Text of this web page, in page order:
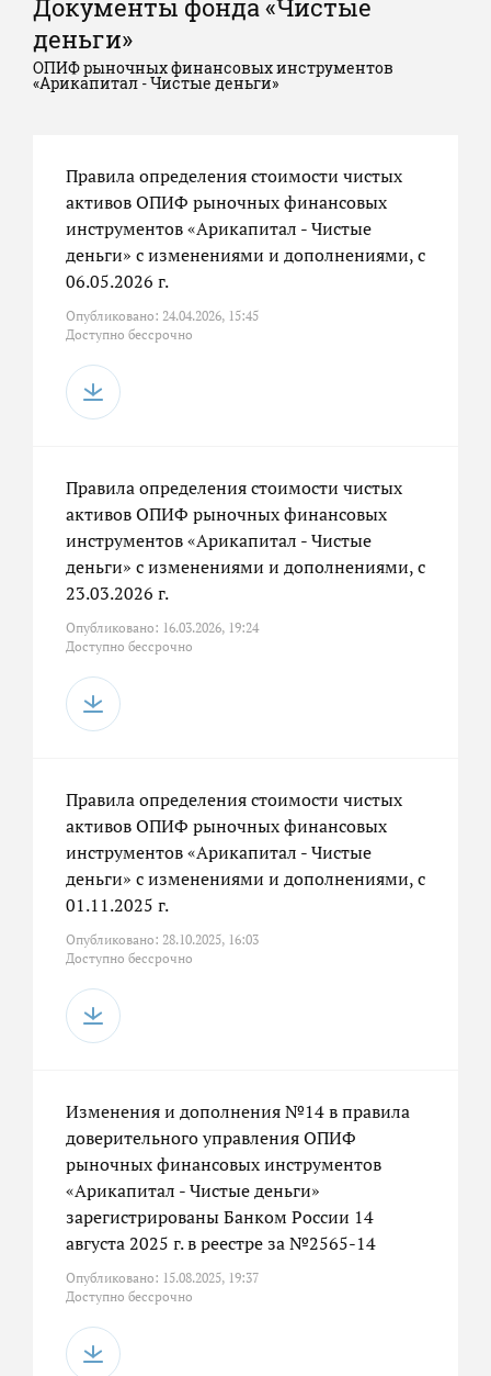
Документы фонда «Чистые
деньги»
ОПИФ рыночных финансовых инструментов
«Арикапитал - Чистые деньги»
Правила определения стоимости чистых
активов ОПИФ рыночных финансовых
инструментов «Арикапитал - Чистые
деньги» с изменениями и дополнениями, с
06.05.2026 г.
Опубликовано: 24.04.2026, 15:45
Доступно бессрочно
Правила определения стоимости чистых
активов ОПИФ рыночных финансовых
инструментов «Арикапитал - Чистые
деньги» с изменениями и дополнениями, с
23.03.2026 г.
Опубликовано: 16.03.2026, 19:24
Доступно бессрочно
Правила определения стоимости чистых
активов ОПИФ рыночных финансовых
инструментов «Арикапитал - Чистые
деньги» с изменениями и дополнениями, с
01.11.2025 г.
Опубликовано: 28.10.2025, 16:03
Доступно бессрочно
Изменения и дополнения №14 в правила
доверительного управления ОПИФ
рыночных финансовых инструментов
«Арикапитал - Чистые деньги»
зарегистрированы Банком России 14
августа 2025 г. в реестре за №2565-14
Опубликовано: 15.08.2025, 19:37
Доступно бессрочно